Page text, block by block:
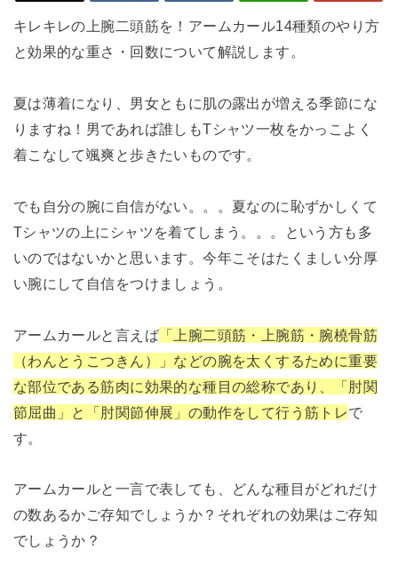
キレキレの上腕二頭筋を！アームカール14種類のやり方
と効果的な重さ・回数について解説します。
夏は薄着になり、男女ともに肌の露出が増える季節にな
りますね！男であれば誰しもTシャツ一枚をかっこよく
着こなして颯爽と歩きたいものです。
でも自分の腕に自信がない。。。夏なのに恥ずかしくて
Tシャツの上にシャツを着てしまう。。。という方も多
いのではないかと思います。今年こそはたくましい分厚
い腕にして自信をつけましょう。
アームカールと言えば「上腕二頭筋・上腕筋・腕橈骨筋
（わんとうこつきん）」などの腕を太くするために重要
な部位である筋肉に効果的な種目の総称であり、「肘関
節屈曲」と「肘関節伸展」の動作をして行う筋トレで
す。
アームカールと一言で表しても、どんな種目がどれだけ
の数あるかご存知でしょうか？それぞれの効果はご存知
でしょうか？